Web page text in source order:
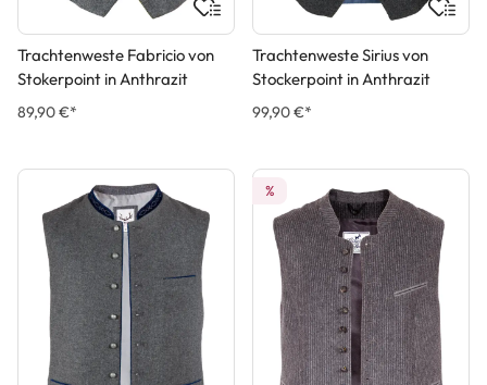
Trachtenweste Fabricio von
Stokerpoint in Anthrazit
89,90 €*
Trachtenweste Sirius von
Stockerpoint in Anthrazit
99,90 €*
%